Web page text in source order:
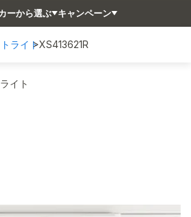
ーから選ぶ キャンペーン
ライトXS413621R
イト